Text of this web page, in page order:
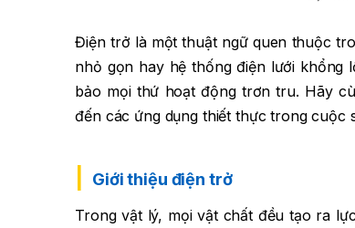
Điện trở là một thuật ngữ quen thuộc
nhỏ gọn hay hệ thống điện lưới khổng
bảo mọi thứ hoạt động trơn tru. Hãy
đến các ứng dụng thiết thực trong cuộc
Giới thiệu điện trở
Trong vật lý, mọi vật chất đều tạo ra